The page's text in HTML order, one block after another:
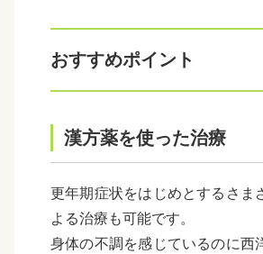
おすすめポイント
漢方薬を使った治療
更年期症状をはじめとするさま
よる治療も可能です。
身体の不調を感じているのに西